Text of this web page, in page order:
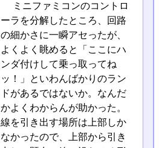
ミニファミコンのコントロ
ーラを分解したところ、回路
の細かさに一瞬アセったが、
よくよく眺めると「ここにハ
ンダ付けして乗っ取ってね
ッ！」といわんばかりのラン
ドがあるではないか。なんだ
かよくわからんが助かった。
線を引き出す場所は上部しか
なかったので、上部から引き